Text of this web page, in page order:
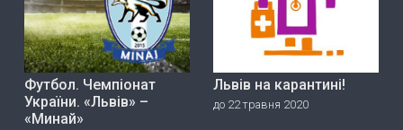
Футбол. Чемпіонат
України. «Львів» –
«Минай»
Львів на карантині!
до 22 травня 2020